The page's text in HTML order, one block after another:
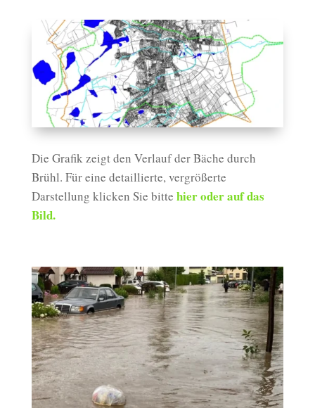
Die Grafik zeigt den Verlauf der Bäche durch
Brühl. Für eine detaillierte, vergrößerte
Darstellung klicken Sie bitte hier oder auf das
Bild.